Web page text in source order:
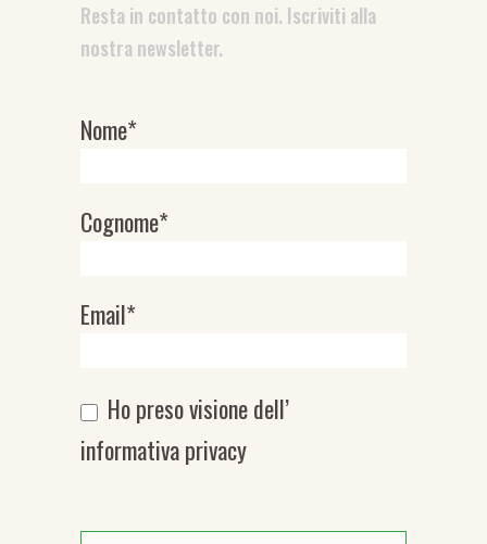
Resta in contatto con noi. Iscriviti alla
nostra newsletter.
Newsletter
Nome*
Cognome*
Email*
Ho preso visione dell’
informativa privacy